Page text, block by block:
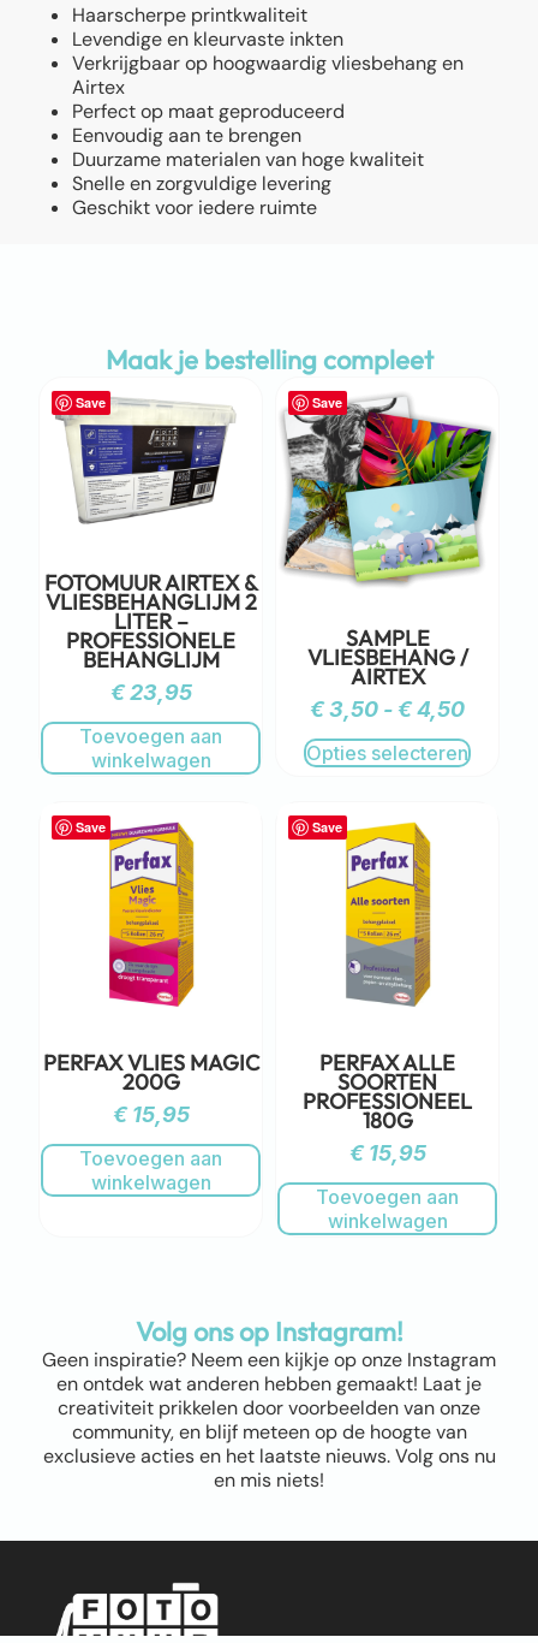
Haarscherpe printkwaliteit
Levendige en kleurvaste inkten
Verkrijgbaar op hoogwaardig vliesbehang en
Airtex
Perfect op maat geproduceerd
Eenvoudig aan te brengen
Duurzame materialen van hoge kwaliteit
Snelle en zorgvuldige levering
Geschikt voor iedere ruimte
Maak je bestelling compleet
Save
FOTOMUUR AIRTEX &
VLIESBEHANGLIJM 2
LITER –
PROFESSIONELE
BEHANGLIJM
€23,95
Toevoegen aan
winkelwagen
Save
SAMPLE
VLIESBEHANG /
AIRTEX
€3,50 - €4,50
Opties selecteren
Save
PERFAX VLIES MAGIC
200G
€15,95
Toevoegen aan
winkelwagen
Save
PERFAX ALLE
SOORTEN
PROFESSIONEEL
180G
€15,95
Toevoegen aan
winkelwagen
Volg ons op Instagram!
Geen inspiratie? Neem een kijkje op onze Instagram
en ontdek wat anderen hebben gemaakt! Laat je
creativiteit prikkelen door voorbeelden van onze
community, en blijf meteen op de hoogte van
exclusieve acties en het laatste nieuws. Volg ons nu
en mis niets!